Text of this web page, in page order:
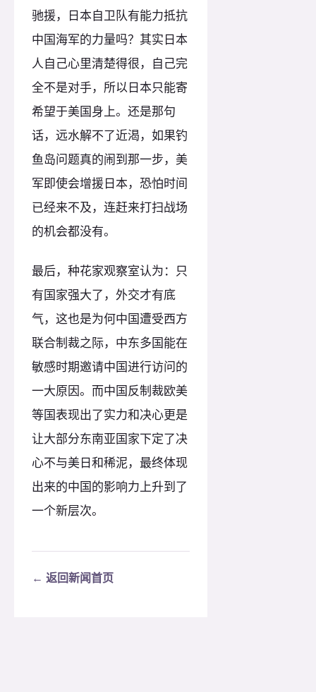
驰援，日本自卫队有能力抵抗
中国海军的力量吗？其实日本
人自己心里清楚得很，自己完
全不是对手，所以日本只能寄
希望于美国身上。还是那句
话，远水解不了近渴，如果钓
鱼岛问题真的闹到那一步，美
军即使会增援日本，恐怕时间
已经来不及，连赶来打扫战场
的机会都没有。
最后，种花家观察室认为：只
有国家强大了，外交才有底
气，这也是为何中国遭受西方
联合制裁之际，中东多国能在
敏感时期邀请中国进行访问的
一大原因。而中国反制裁欧美
等国表现出了实力和决心更是
让大部分东南亚国家下定了决
心不与美日和稀泥，最终体现
出来的中国的影响力上升到了
一个新层次。
← 返回新闻首页